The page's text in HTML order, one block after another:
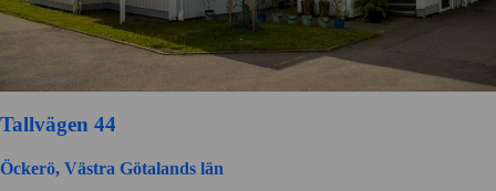
Tallvägen 44
Öckerö, Västra Götalands län